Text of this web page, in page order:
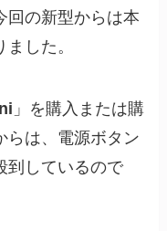
回の新型からは本
した。
」を購入または購
らは、電源ボタン
到しているので